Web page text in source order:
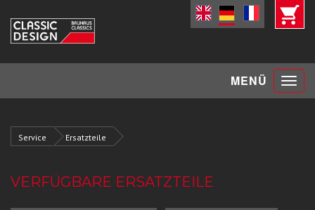
MENÜ Toggle
Service Ersatzteile
VERFÜGBARE ERSATZTEILE